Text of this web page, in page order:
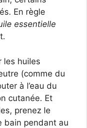
En règle
essentielle
les huiles
(comme du
à l’eau du
cutanée. Et
prenez le
bain pendant au